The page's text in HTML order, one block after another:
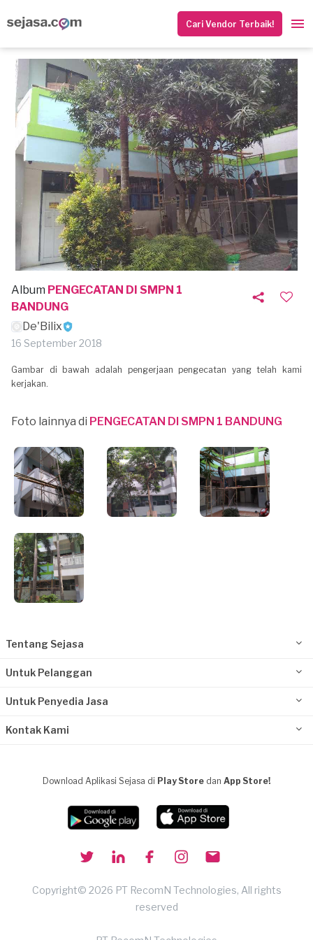
Cari Vendor Terbaik!
Album PENGECATAN DI SMPN 1
BANDUNG
De'Bilix
16 September 2018
Gambar di bawah adalah pengerjaan pengecatan yang telah kami
kerjakan.
Foto lainnya di PENGECATAN DI SMPN 1 BANDUNG
Tentang Sejasa
Untuk Pelanggan
Untuk Penyedia Jasa
Kontak Kami
Download Aplikasi Sejasa di Play Store dan App Store!
Copyright© 2026 PT RecomN Technologies, All rights
reserved